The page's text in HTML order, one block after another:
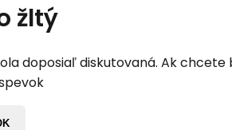
žltý
doposiaľ diskutovaná. Ak chcete